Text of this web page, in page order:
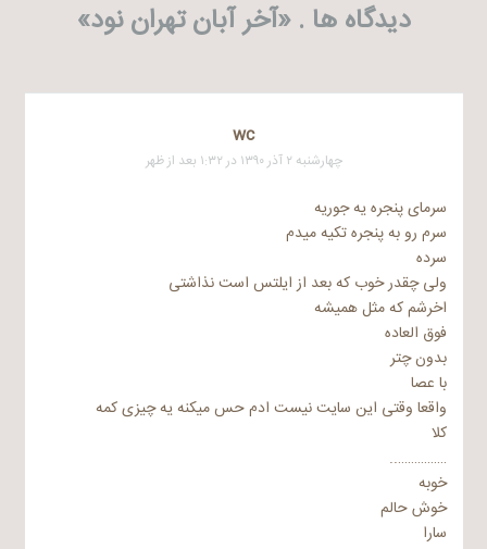
دیدگاه ها . «آخر آبان تهران نود»
wc
چهارشنبه ۲ آذر ۱۳۹۰ در ۱:۳۲ بعد از ظهر
سرمای پنجره یه جوریه
سرم رو به پنجره تکیه میدم
سرده
ولی چقدر خوب که بعد از ایلتس است نذاشتی
اخرشم که مثل همیشه
فوق العاده
بدون چتر
با عصا
واقعا وقتی این سایت نیست ادم حس میکنه یه چیزی کمه
کلا
……………..
خوبه
خوش حالم
سارا